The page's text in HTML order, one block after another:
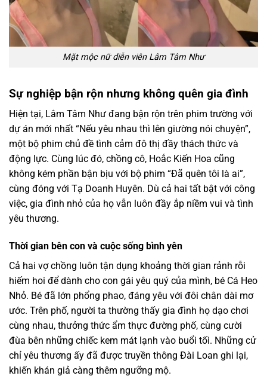
Mặt mộc nữ diễn viên Lâm Tâm Như
Sự nghiệp bận rộn nhưng không quên gia đình
Hiện tại, Lâm Tâm Như đang bận rộn trên phim trường với
dự án mới nhất “Nếu yêu nhau thì lên giường nói chuyện”,
một bộ phim chủ đề tình cảm đô thị đầy thách thức và
động lực. Cùng lúc đó, chồng cô, Hoắc Kiến Hoa cũng
không kém phần bận bịu với bộ phim “Đã quên tôi là ai”,
cùng đóng với Tạ Doanh Huyên. Dù cả hai tất bật với công
việc, gia đình nhỏ của họ vẫn luôn đầy ắp niềm vui và tình
yêu thương.
Thời gian bên con và cuộc sống bình yên
Cả hai vợ chồng luôn tận dụng khoảng thời gian rảnh rỗi
hiếm hoi để dành cho con gái yêu quý của mình, bé Cá Heo
Nhỏ. Bé đã lớn phổng phao, đáng yêu với đôi chân dài mơ
ước. Trên phố, người ta thường thấy gia đình họ dạo chơi
cùng nhau, thưởng thức ẩm thực đường phố, cùng cười
đùa bên những chiếc kem mát lạnh vào buổi tối. Những cử
chỉ yêu thương ấy đã được truyền thông Đài Loan ghi lại,
khiến khán giả càng thêm ngưỡng mộ.